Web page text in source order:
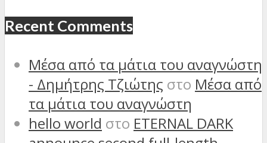
Recent Comments
Μέσα από τα μάτια του αναγνώστη
- Δημήτρης Τζιώτης στο Μέσα από
τα μάτια του αναγνώστη
hello world στο ETERNAL DARK